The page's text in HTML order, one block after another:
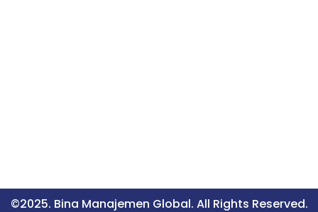
©2025. Bina Manajemen Global. All Rights Reserved.